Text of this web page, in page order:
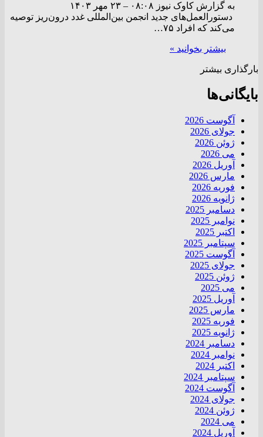
به گزارش کاوک نیوز ۰۸:۰۸ – ۲۳ مهر ۱۴۰۳
دستورالعمل‌های جدید انجمن بین‌المللی غدد درون‌ریز توصیه
می‌کند که افراد ۷۵…
بیشتر بخوانید »
بارگذاری بیشتر
بایگانی‌ها
آگوست 2026
جولای 2026
ژوئن 2026
می 2026
آوریل 2026
مارس 2026
فوریه 2026
ژانویه 2026
دسامبر 2025
نوامبر 2025
اکتبر 2025
سپتامبر 2025
آگوست 2025
جولای 2025
ژوئن 2025
می 2025
آوریل 2025
مارس 2025
فوریه 2025
ژانویه 2025
دسامبر 2024
نوامبر 2024
اکتبر 2024
سپتامبر 2024
آگوست 2024
جولای 2024
ژوئن 2024
می 2024
آوریل 2024